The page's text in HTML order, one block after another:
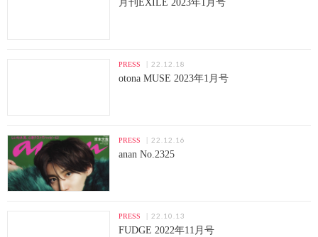
月刊EXILE 2023年1月号
PRESS 22.12.18
otona MUSE 2023年1月号
PRESS 22.12.16
anan No.2325
PRESS 22.10.13
FUDGE 2022年11月号